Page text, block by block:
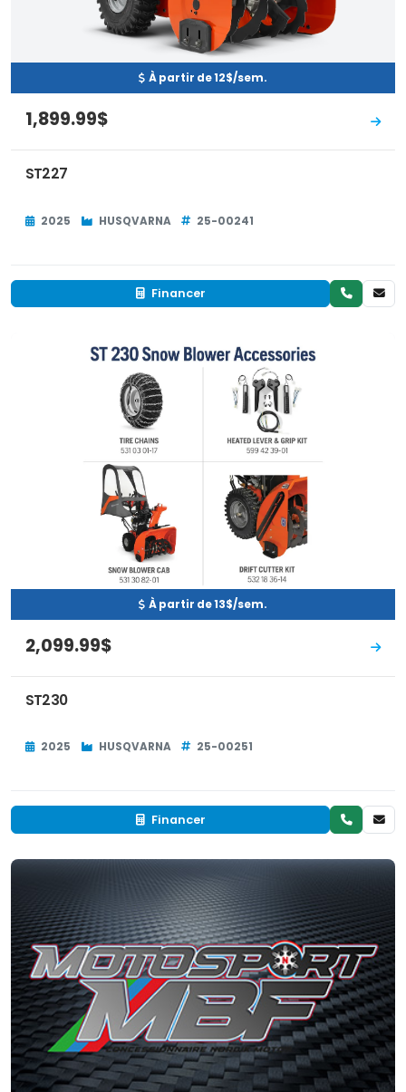
À partir de 12$/sem.
1,899.99$
ST227
2025 HUSQVARNA 25-00241
Financer
EN INVENTAIRE Neuf
À partir de 13$/sem.
2,099.99$
ST230
2025 HUSQVARNA 25-00251
Financer
Neuf